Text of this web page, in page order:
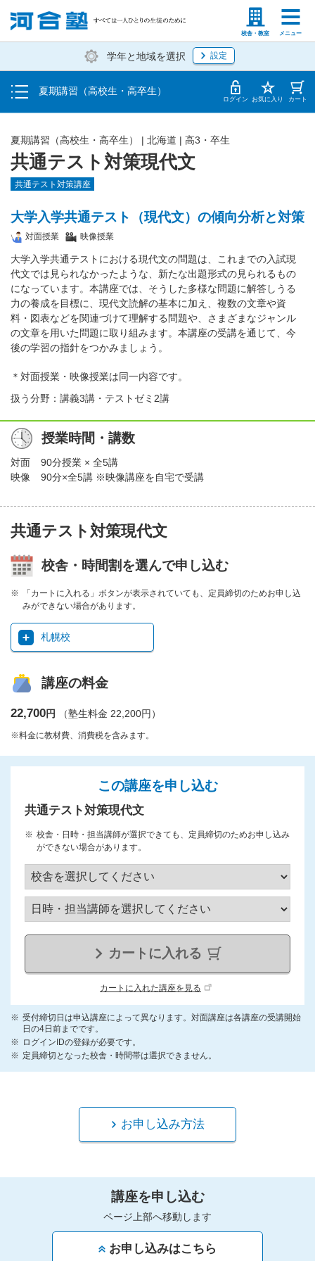
校舎・教室 メニュー
塾生の方 高等学校の先生
学年と地域を選択 設定
夏期講習（高校生・高卒生）
受講料・お申し込み方法
受講開始までの流れ
校舎・教室一覧 ログイン お気に入り カート
共通テスト対策現代文
夏期講習（高校生・高卒生） | 北海道 | 高3・卒生
共通テスト対策講座
大学入学共通テスト（現代文）の傾向分析と対策
対面授業 映像授業
大学入学共通テストにおける現代文の問題は、これまでの入試現
代文では見られなかったような、新たな出題形式の見られるもの
になっています。本講座では、そうした多様な問題に解答しうる
力の養成を目標に、現代文読解の基本に加え、複数の文章や資
料・図表などを関連づけて理解する問題や、さまざまなジャンル
の文章を用いた問題に取り組みます。本講座の受講を通じて、今
後の学習の指針をつかみましょう。
＊対面授業・映像授業は同一内容です。
扱う分野：講義3講・テストゼミ2講
授業時間・講数
対面
90分授業 × 全5講
映像
90分×全5講 ※映像講座を自宅で受講
共通テスト対策現代文
校舎・時間割を選んで申し込む
「カートに入れる」ボタンが表示されていても、定員締切のためお申し込
みができない場合があります。
札幌校
講座の料金
22,700円 （塾生料金 22,200円）
※料金に教材費、消費税を含みます。
この講座を申し込む
共通テスト対策現代文
校舎・日時・担当講師が選択できても、定員締切のためお申し込み
ができない場合があります。
カートに入れる
カートに入れた講座を見る
受付締切日は申込講座によって異なります。対面講座は各講座の受講開始
日の4日前までです。
ログインIDの登録が必要です。
定員締切となった校舎・時間帯は選択できません。
お申し込み方法
講座を申し込む
ページ上部へ移動します
お申し込みはこちら